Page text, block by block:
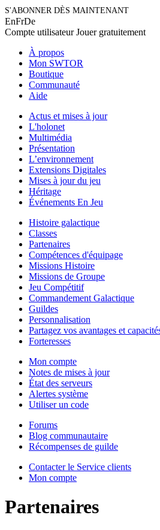
S'ABONNER DÈS MAINTENANT
EnFrDe
Compte utilisateurJouer gratuitement
À propos
Mon SWTOR
Boutique
Communauté
Aide
Actus et mises à jour
L'holonet
Multimédia
Présentation
L’environnement
Extensions Digitales
Mises à jour du jeu
Héritage
Événements En Jeu
Histoire galactique
Classes
Partenaires
Compétences d'équipage
Missions Histoire
Missions de Groupe
Jeu Compétitif
Commandement Galactique
Guildes
Personnalisation
Partagez vos avantages et
Forteresses
Mon compte
Notes de mises à jour
État des serveurs
Alertes système
Utiliser un code
Forums
Blog communautaire
Récompenses de guilde
Contacter le Service clients
Mon compte
Partenaires